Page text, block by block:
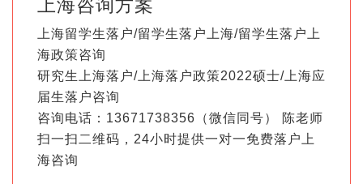
上海咨询方案
上海留学生落户/留学生落户上海/留学生落户上
海政策咨询
研究生上海落户/上海落户政策2022硕士/上海应
届生落户咨询
咨询电话：13671738356（微信同号） 陈老师
扫一扫二维码，24小时提供一对一免费落户上
海咨询